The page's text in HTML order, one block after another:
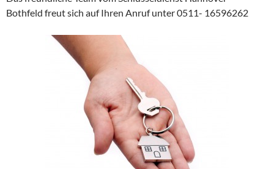
Bothfeld freut sich auf Ihren Anruf unter 0511- 16596262